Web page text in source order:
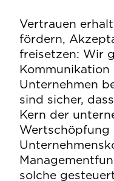
Vertrauen
fördern,
freisetzen: Wir
Unternehmen
sind sicher,
Kern der
Wertschöpfung
solche